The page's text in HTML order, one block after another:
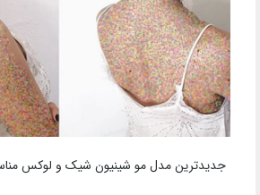
جدیدترین مدل مو شینیون شیک و لوکس